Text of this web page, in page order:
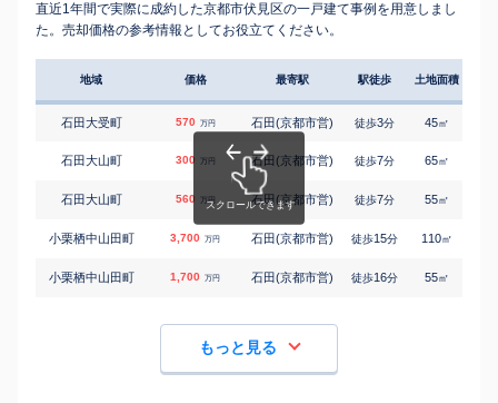
直近1年間で実際に成約した京都市伏見区の一戸建て事例を用意しまし
た。売却価格の参考情報としてお役立てください。
地域 価格 最寄駅 駅徒歩 土地面積
石田大受町 570 万円 石田(京都市営) 徒歩3分 45㎡
石田大山町 300 万円 石田(京都市営) 徒歩7分 65㎡
石田大山町 560 万円 石田(京都市営) 徒歩7分 55㎡
小栗栖中山田町 3,700 万円 石田(京都市営) 徒歩15分 110㎡
小栗栖中山田町 1,700 万円 石田(京都市営) 徒歩16分 55㎡
もっと見る